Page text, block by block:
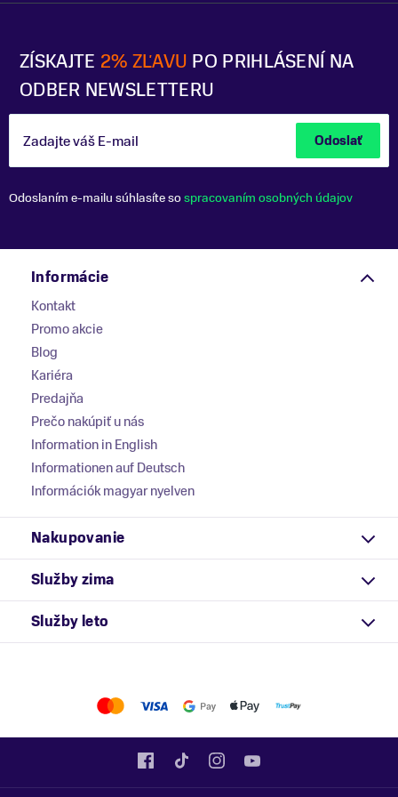
ZÍSKAJTE 2% ZĽAVU PO PRIHLÁSENÍ NA
ODBER NEWSLETTERU
Zadajte váš E-mail Odoslať
Odoslaním e-mailu súhlasíte sospracovaním osobných údajov
Informácie
Kontakt
Promo akcie
Blog
Kariéra
Predajňa
Prečo nakúpiť u nás
Information in English
Informationen auf Deutsch
Információk magyar nyelven
Nakupovanie
Služby zima
Služby leto